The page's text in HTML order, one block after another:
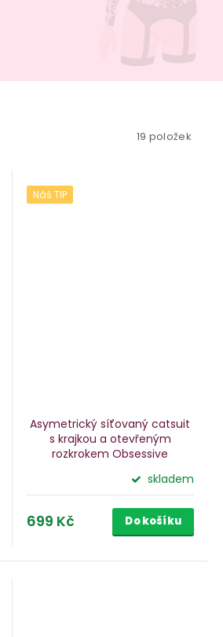
19 položek
Náš TIP
Asymetrický síťovaný catsuit
s krajkou a otevřeným
rozkrokem Obsessive
skladem
699 Kč Do košíku